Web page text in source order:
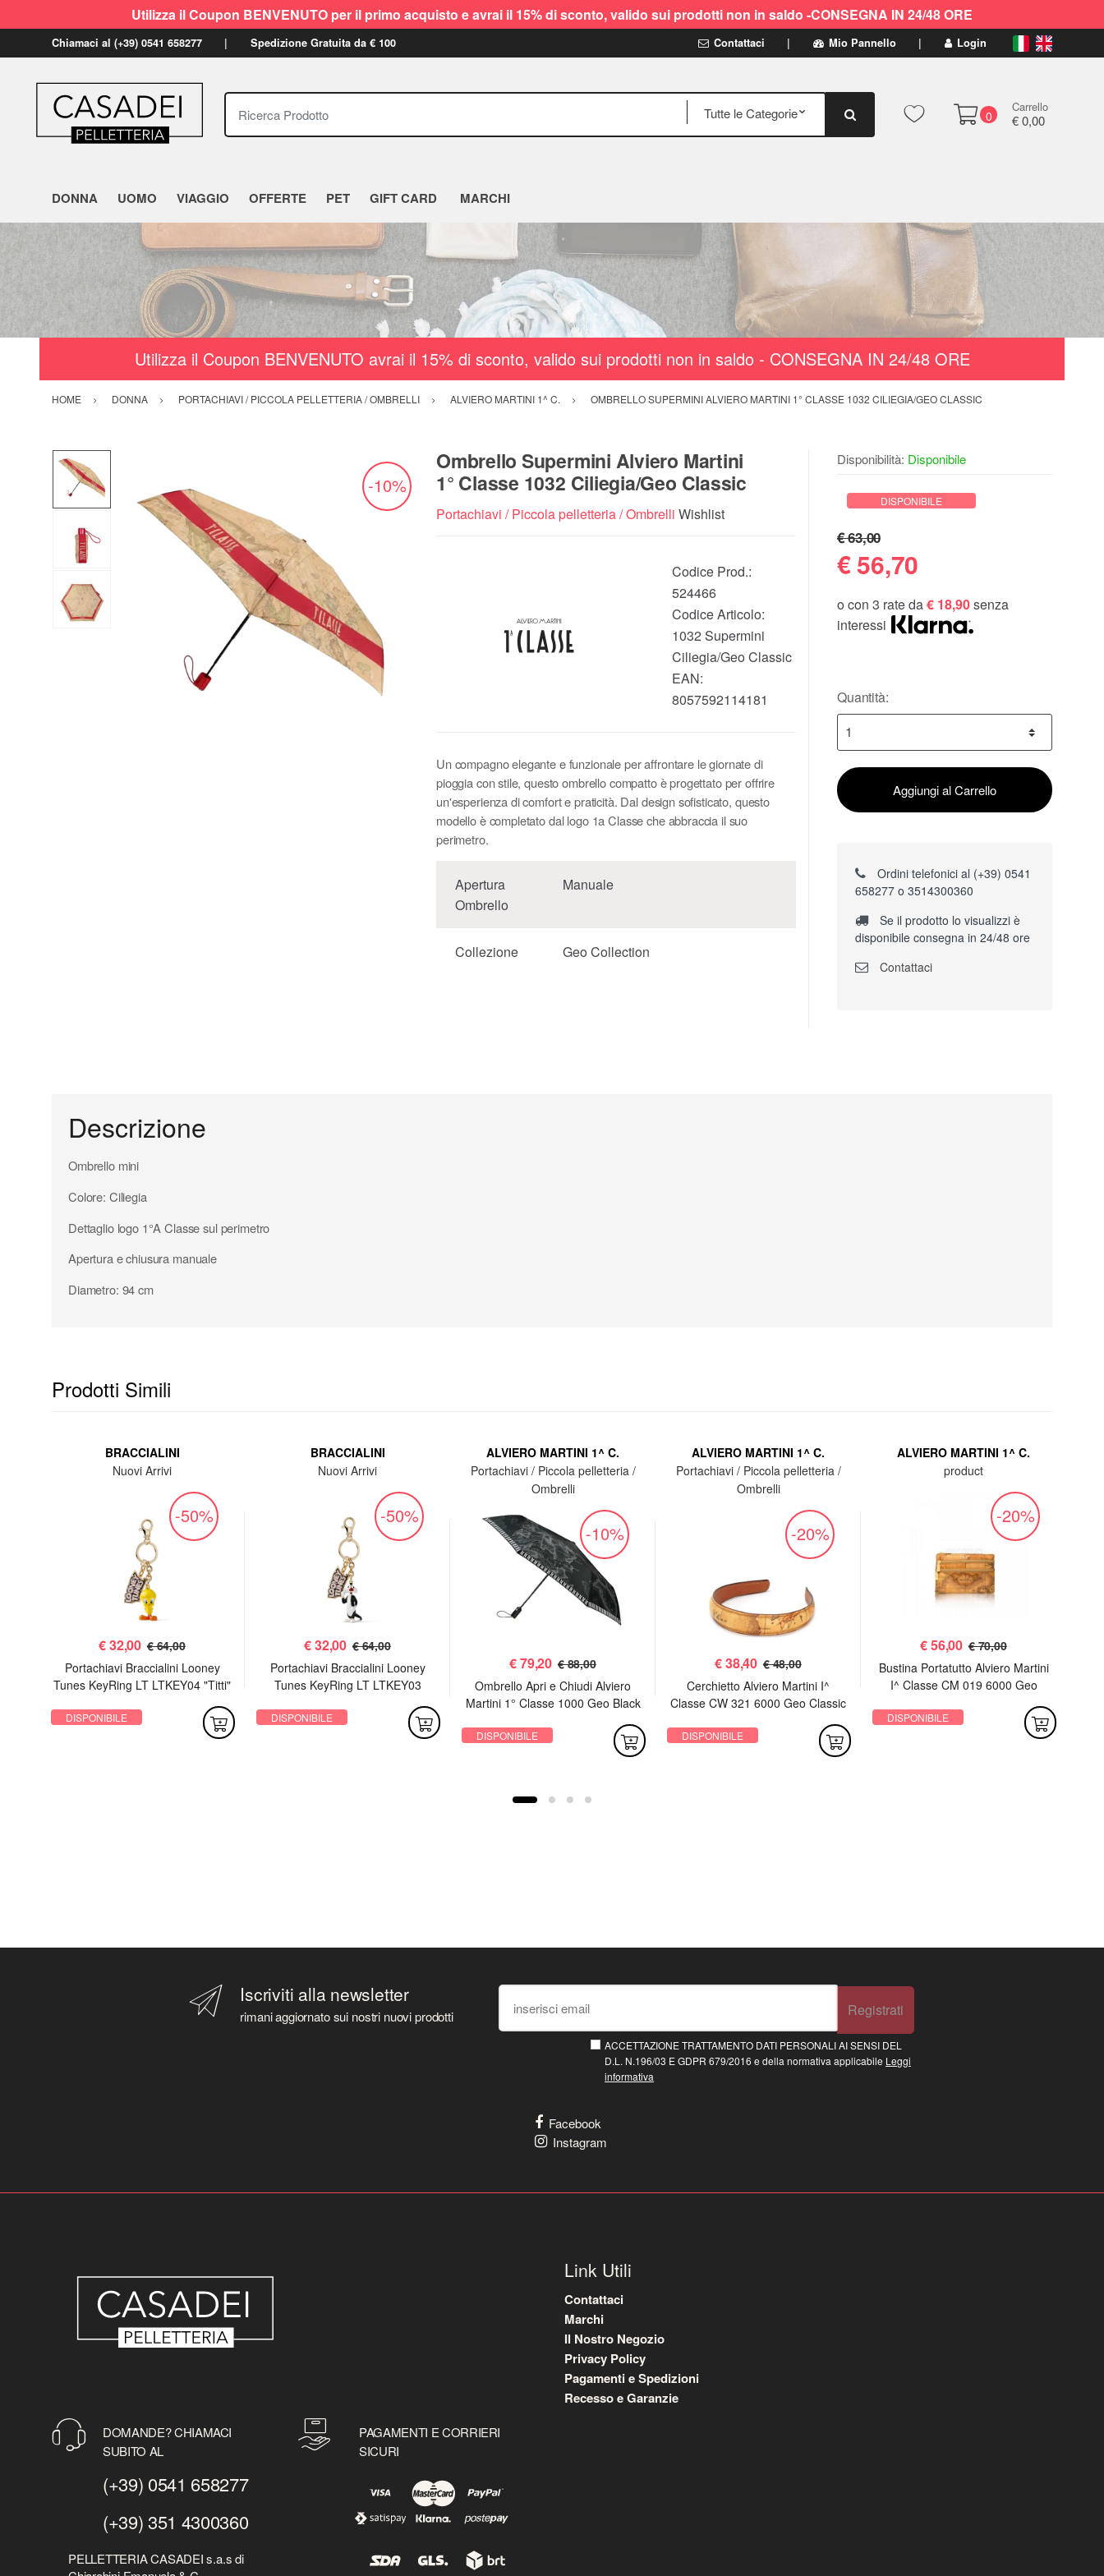
Utilizza il Coupon BENVENUTO per il primo acquisto e avrai il 15% di sconto, valido sui prodotti non in saldo -CONSEGNA IN 24/48 ORE
Chiamaci al (+39) 0541 658277 Spedizione Gratuita da € 100 Contattaci Mio Pannello Login
Ricerca Prodotto
0
Carrello
€ 0,00
DONNA UOMO VIAGGIO OFFERTE PET GIFT CARD MARCHI
Utilizza il Coupon BENVENUTO avrai il 15% di sconto, valido sui prodotti non in saldo - CONSEGNA IN 24/48 ORE
HOME DONNA PORTACHIAVI / PICCOLA PELLETTERIA / OMBRELLI ALVIERO MARTINI 1^ C. OMBRELLO SUPERMINI ALVIERO MARTINI 1° CLASSE 1032 CILIEGIA/GEO CLASSIC
-10%
Ombrello Supermini Alviero Martini
1° Classe 1032 Ciliegia/Geo Classic
Portachiavi / Piccola pelletteria / Ombrelli Wishlist
Codice Prod.:
524466
Codice Articolo:
1032 Supermini
Ciliegia/Geo Classic
EAN:
8057592114181
Un compagno elegante e funzionale per affrontare le giornate di
pioggia con stile, questo ombrello compatto è progettato per offrire
un'esperienza di comfort e praticità. Dal design sofisticato, questo
modello è completato dal logo 1a Classe che abbraccia il suo
perimetro.
Apertura
Ombrello
Manuale
Collezione Geo Collection
Disponibilità: Disponibile
DISPONIBILE
€ 63,00
€56,70
o con 3 rate da€ 18,90senza
interessi
Quantità:
Aggiungi al Carrello
Ordini telefonici al (+39) 0541
658277 o 3514300360
Se il prodotto lo visualizzi è
disponibile consegna in 24/48 ore
Contattaci
Descrizione
Ombrello mini
Colore: Ciliegia
Dettaglio logo 1°A Classe sul perimetro
Apertura e chiusura manuale
Diametro: 94 cm
Prodotti Simili
BRACCIALINI
Nuovi Arrivi
-50%
€32,00 € 64,00
Portachiavi Braccialini Looney
Tunes KeyRing LT LTKEY04 "Titti"
DISPONIBILE
BRACCIALINI
Nuovi Arrivi
-50%
€32,00 € 64,00
Portachiavi Braccialini Looney
Tunes KeyRing LT LTKEY03
DISPONIBILE
ALVIERO MARTINI 1^ C.
Portachiavi / Piccola pelletteria /
Ombrelli
-10%
€79,20 € 88,00
Ombrello Apri e Chiudi Alviero
Martini 1° Classe 1000 Geo Black
DISPONIBILE
ALVIERO MARTINI 1^ C.
Portachiavi / Piccola pelletteria /
Ombrelli
-20%
€38,40 € 48,00
Cerchietto Alviero Martini I^
Classe CW 321 6000 Geo Classic
DISPONIBILE
ALVIERO MARTINI 1^ C.
product
-20%
€56,00 € 70,00
Bustina Portatutto Alviero Martini
I^ Classe CM 019 6000 Geo
DISPONIBILE
Iscriviti alla newsletter
rimani aggiornato sui nostri nuovi prodotti Registrati
ACCETTAZIONE TRATTAMENTO DATI PERSONALI AI SENSI DEL
D.L. N.196/03 E GDPR 679/2016 e della normativa applicabile Leggi
informativa
Facebook
Instagram
DOMANDE? CHIAMACI
SUBITO AL
(+39) 0541 658277
(+39) 351 4300360
PELLETTERIA CASADEI s.a.s di
PAGAMENTI E CORRIERI
SICURI
Link Utili
Contattaci
Marchi
Il Nostro Negozio
Privacy Policy
Pagamenti e Spedizioni
Recesso e Garanzie